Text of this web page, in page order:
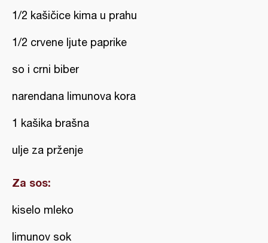
1/2 kašičice kima u prahu
1/2 crvene ljute paprike
so i crni biber
narendana limunova kora
1 kašika brašna
ulje za prženje
Za sos:
kiselo mleko
limunov sok